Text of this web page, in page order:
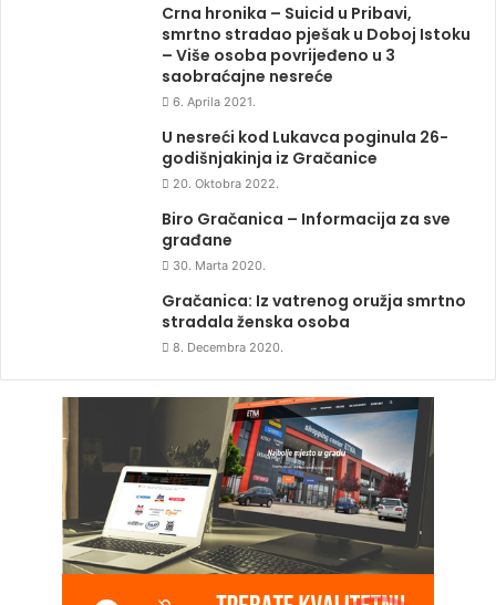
Crna hronika – Suicid u Pribavi,
smrtno stradao pješak u Doboj Istoku
– Više osoba povrijeđeno u 3
saobraćajne nesreće
6. Aprila 2021.
U nesreći kod Lukavca poginula 26-
godišnjakinja iz Gračanice
20. Oktobra 2022.
Biro Gračanica – Informacija za sve
građane
30. Marta 2020.
Gračanica: Iz vatrenog oružja smrtno
stradala ženska osoba
8. Decembra 2020.